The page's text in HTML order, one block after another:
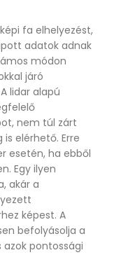
fa elhelyezést,
adatok adnak
módon
járó
lidar alapú
nem túl zárt
elérhető. Erre
esetén, ha ebből
Egy ilyen
akár a
képest. A
befolyásolja a
pontossági